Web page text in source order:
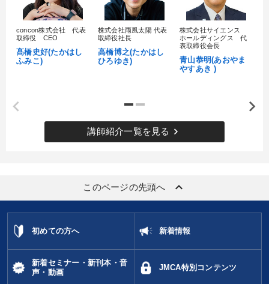
concon株式会社 代表
取締役 CEO
髙橋史好(たかはし
ふみこ)
株式会社雨風太陽 代表
取締役社長
高橋博之(たかはし
ひろゆき)
株式会社サイエンス
ホールディングス 代
表取締役会長
青山恭明(あおやま
やすあき )
講師紹介一覧を見る keyboard_arrow_right
このページの先頭へ keyboard_arrow_up
初めての方へ 新着情報
新着セミナー・新刊本・音
声・動画
JMCA特別コンテンツ